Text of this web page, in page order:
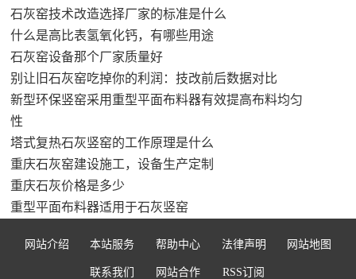
石灰窑技术改造选择厂家的标准是什么
什么是高比表氢氧化钙，有哪些用途
石灰窑设备那个厂家质量好
别让旧石灰窑吃掉你的利润：技改前后数据对比
新型环保竖窑采用重型平面布料器有效提高布料均匀
性
塔式复热石灰竖窑的工作原理是什么
重庆石灰窑建设施工，设备生产定制
重庆石灰价格是多少
重型平面布料器适用于石灰竖窑
网站介绍 本站服务 帮助中心 法律声明 网站地图
联系我们 网站合作 RSS订阅